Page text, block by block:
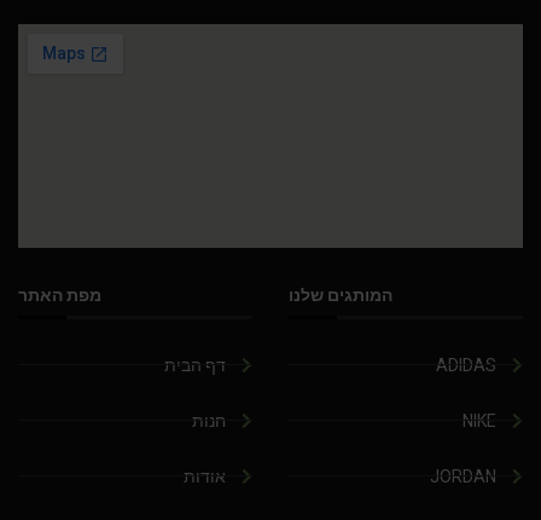
המותגים שלנו
ADIDAS
NIKE
JORDAN
מפת האתר
דף הבית
חנות
אודות